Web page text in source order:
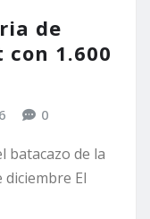
de
1.600
0
batacazo de la
diciembre El